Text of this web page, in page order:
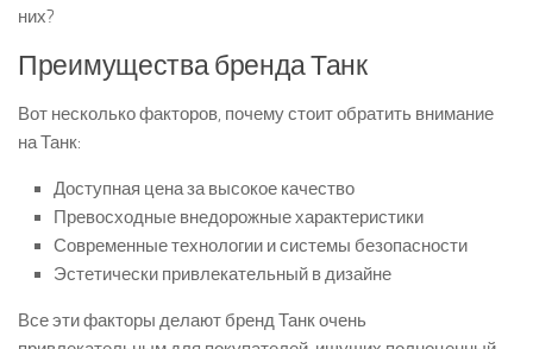
них?
Преимущества бренда Танк
Вот несколько факторов, почему стоит обратить внимание
на Танк:
Доступная цена за высокое качество
Превосходные внедорожные характеристики
Современные технологии и системы безопасности
Эстетически привлекательный в дизайне
Все эти факторы делают бренд Танк очень